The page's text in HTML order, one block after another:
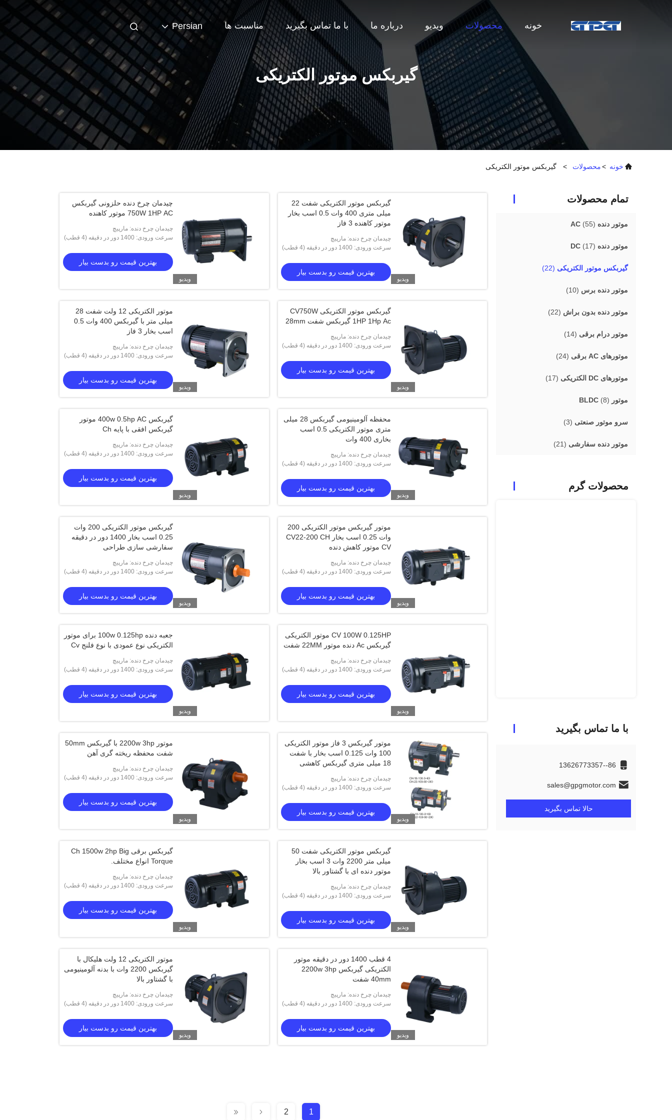
خونه محصولات ویدیو درباره ما با ما تماس بگیرید مناسبت ها Persian
گیربکس موتور الکتریکی
خونه >محصولات > گیربکس موتور الکتریکی
تمام محصولات
موتور دنده AC (55)
موتور دنده DC (17)
گیربکس موتور الکتریکی (22)
موتور دنده برس (10)
موتور دنده بدون براش (22)
موتور درام برقی (14)
موتورهای AC برقی (24)
موتورهای DC الکتریکی (17)
موتور BLDC (8)
سرو موتور صنعتی (3)
موتور دنده سفارشی (21)
محصولات گرم
CV 1500W 2HP AC GEAR MOTOR
32MM شفت CH32-1500
بهترین قیمت رو بدست بیار
CV 1500W 2HP AC GEAR MOTOR
CV 1500W 2HP AC GEAR MOTOR
بهترین قیمت رو بدست بیار
با ما تماس بگیرید
86--13626773357
sales@gpgmotor.com
حالا تماس بگیرید
ویدیو
گیربکس موتور الکتریکی شفت 22
میلی متری 400 وات 0.5 اسب بخار
موتور کاهنده 3 فاز
چیدمان چرخ دنده: مارپیچ
سرعت ورودی: 1400 دور در دقیقه (4 قطب)
بهترین قیمت رو بدست بیار
ویدیو
چیدمان چرخ دنده حلزونی گیربکس
750W 1HP AC موتور کاهنده
چیدمان چرخ دنده: مارپیچ
سرعت ورودی: 1400 دور در دقیقه (4 قطب)
بهترین قیمت رو بدست بیار
ویدیو
گیربکس موتور الکتریکی CV750W
1HP 1Hp Ac گیربکس شفت 28mm
چیدمان چرخ دنده: مارپیچ
سرعت ورودی: 1400 دور در دقیقه (4 قطب)
بهترین قیمت رو بدست بیار
ویدیو
موتور الکتریکی 12 ولت شفت 28
میلی متر با گیربکس 400 وات 0.5
اسب بخار 3 فاز
چیدمان چرخ دنده: مارپیچ
سرعت ورودی: 1400 دور در دقیقه (4 قطب)
بهترین قیمت رو بدست بیار
ویدیو
محفظه آلومینیومی گیربکس 28 میلی
متری موتور الکتریکی 0.5 اسب
بخاری 400 وات
چیدمان چرخ دنده: مارپیچ
سرعت ورودی: 1400 دور در دقیقه (4 قطب)
بهترین قیمت رو بدست بیار
ویدیو
گیربکس 400w 0.5hp AC موتور
گیربکس افقی با پایه Ch
چیدمان چرخ دنده: مارپیچ
سرعت ورودی: 1400 دور در دقیقه (4 قطب)
بهترین قیمت رو بدست بیار
ویدیو
موتور گیربکس موتور الکتریکی 200
وات 0.25 اسب بخار CV22-200 CH
CV موتور کاهش دنده
چیدمان چرخ دنده: مارپیچ
سرعت ورودی: 1400 دور در دقیقه (4 قطب)
بهترین قیمت رو بدست بیار
ویدیو
گیربکس موتور الکتریکی 200 وات
0.25 اسب بخار 1400 دور در دقیقه
سفارشی سازی طراحی
چیدمان چرخ دنده: مارپیچ
سرعت ورودی: 1400 دور در دقیقه (4 قطب)
بهترین قیمت رو بدست بیار
ویدیو
CV 100W 0.125HP موتور الکتریکی
گیربکس Ac دنده موتور 22MM شفت
چیدمان چرخ دنده: مارپیچ
سرعت ورودی: 1400 دور در دقیقه (4 قطب)
بهترین قیمت رو بدست بیار
ویدیو
جعبه دنده 100w 0.125hp برای موتور
الکتریکی نوع عمودی با نوع فلنج Cv
چیدمان چرخ دنده: مارپیچ
سرعت ورودی: 1400 دور در دقیقه (4 قطب)
بهترین قیمت رو بدست بیار
ویدیو
موتور گیربکس 3 فاز موتور الکتریکی
100 وات 0.125 اسب بخار با شفت
18 میلی متری گیربکس کاهشی
چیدمان چرخ دنده: مارپیچ
سرعت ورودی: 1400 دور در دقیقه (4 قطب)
بهترین قیمت رو بدست بیار
ویدیو
موتور 2200w 3hp با گیربکس 50mm
شفت محفظه ریخته گری آهن
چیدمان چرخ دنده: مارپیچ
سرعت ورودی: 1400 دور در دقیقه (4 قطب)
بهترین قیمت رو بدست بیار
ویدیو
گیربکس موتور الکتریکی شفت 50
میلی متر 2200 وات 3 اسب بخار
موتور دنده ای با گشتاور بالا
چیدمان چرخ دنده: مارپیچ
سرعت ورودی: 1400 دور در دقیقه (4 قطب)
بهترین قیمت رو بدست بیار
ویدیو
گیربکس برقی Ch 1500w 2hp Big
Torque انواع مختلف.
چیدمان چرخ دنده: مارپیچ
سرعت ورودی: 1400 دور در دقیقه (4 قطب)
بهترین قیمت رو بدست بیار
ویدیو
4 قطب 1400 دور در دقیقه موتور
الکتریکی گیربکس 2200w 3hp
40mm شفت
چیدمان چرخ دنده: مارپیچ
سرعت ورودی: 1400 دور در دقیقه (4 قطب)
بهترین قیمت رو بدست بیار
ویدیو
موتور الکتریکی 12 ولت هلیکال با
گیربکس 2200 وات با بدنه آلومینیومی
با گشتاور بالا
چیدمان چرخ دنده: مارپیچ
سرعت ورودی: 1400 دور در دقیقه (4 قطب)
بهترین قیمت رو بدست بیار
1
2